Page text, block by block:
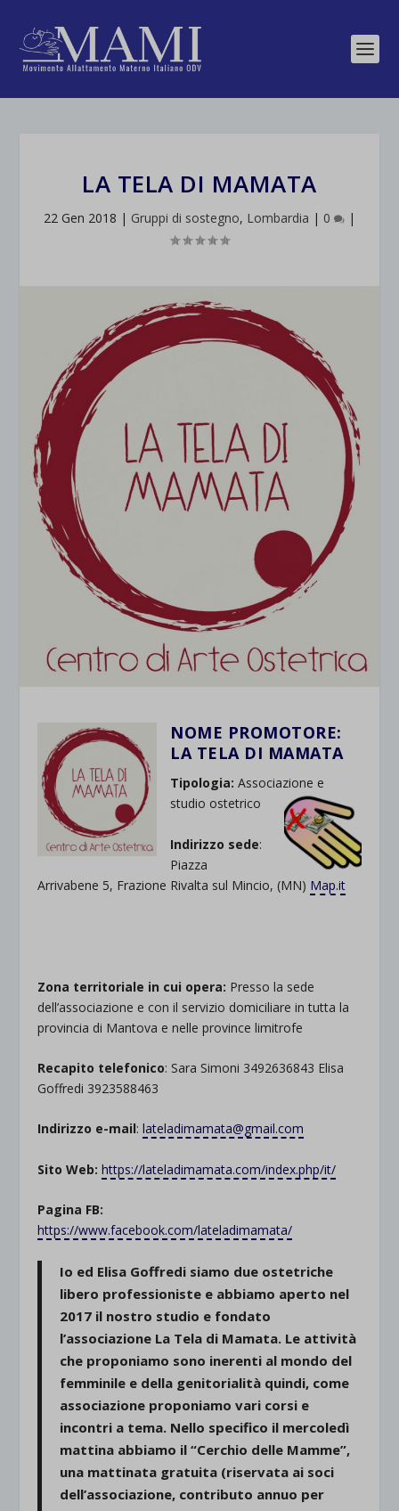
LA TELA DI MAMATA
22 Gen 2018 | Gruppi di sostegno, Lombardia | 0 |
NOME PROMOTORE:
LA TELA DI MAMATA
Tipologia:Associazione e
studio ostetrico
Indirizzo sede:
Piazza
Arrivabene 5, Frazione Rivalta sul Mincio, (MN) Map.it
Zona territoriale in cui opera: Presso la sede
dell’associazione e con il servizio domiciliare in tutta la
provincia di Mantova e nelle province limitrofe
Recapito telefonico: Sara Simoni 3492636843 Elisa
Goffredi 3923588463
Indirizzo e-mail:lateladimamata@gmail.com
Sito Web:https://lateladimamata.com/index.php/it/
Pagina FB:
https://www.facebook.com/lateladimamata/
Io ed Elisa Goffredi siamo due ostetriche
libero professioniste e abbiamo aperto nel
2017 il nostro studio e fondato
l’associazione La Tela di Mamata. Le attività
che proponiamo sono inerenti al mondo del
femminile e della genitorialità quindi, come
associazione proponiamo vari corsi e
incontri a tema. Nello specifico il mercoledì
mattina abbiamo il “Cerchio delle Mamme”,
una mattinata gratuita (riservata ai soci
dell’associazione, contributo annuo per